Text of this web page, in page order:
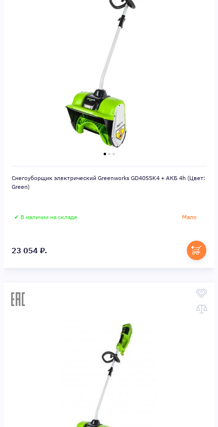
Снегоуборщик электрический Greenworks GD40SSK4 + АКБ 4h (Цвет:
Green)
✔ В наличии на складе Мало
23 054 ₽.